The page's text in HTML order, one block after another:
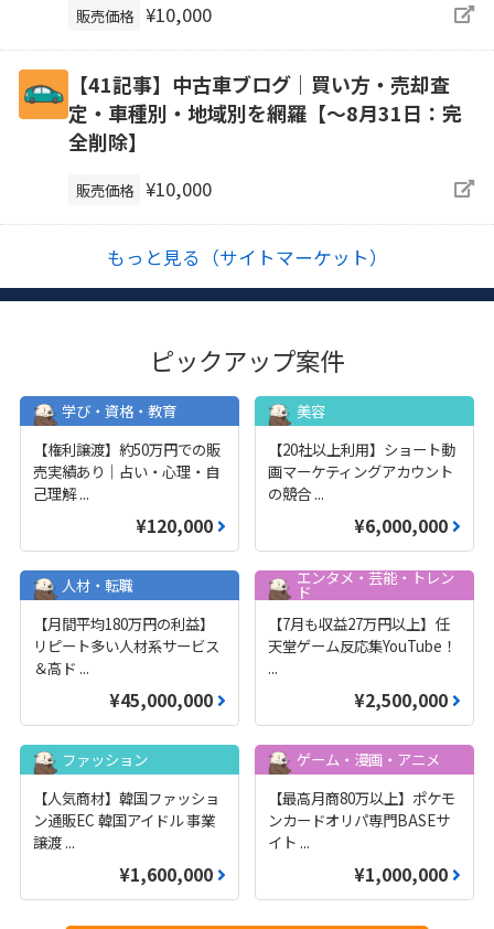
販売価格 ¥10,000
【41記事】中古車ブログ｜買い方・売却査
定・車種別・地域別を網羅【～8月31日：完
全削除】
販売価格 ¥10,000
もっと見る（サイトマーケット）
ピックアップ案件
学び・資格・教育
【権利譲渡】約50万円での販
売実績あり｜占い・心理・自
己理解...
¥120,000
美容
【20社以上利用】ショート動
画マーケティングアカウント
の競合...
¥6,000,000
人材・転職
【月間平均180万円の利益】
リピート多い人材系サービス
＆高ド ...
¥45,000,000
エンタメ・芸能・トレン
ド
【7月も収益27万円以上】任
天堂ゲーム反応集YouTube！
...
¥2,500,000
ファッション
【人気商材】韓国ファッショ
ン通販EC 韓国アイドル 事業
譲渡 ...
¥1,600,000
ゲーム・漫画・アニメ
【最高月商80万以上】ポケモ
ンカードオリパ専門BASEサ
イト ...
¥1,000,000